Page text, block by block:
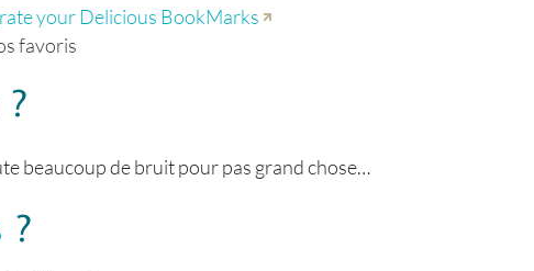
your Delicious BookMarks
favoris
beaucoup de bruit pour pas grand chose…
?